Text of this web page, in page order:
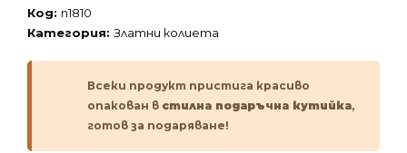
Код: n1810
Категория: Златни колиета
Всеки продукт пристига красиво
опакован в стилна подаръчна кутийка,
готов за подаряване!